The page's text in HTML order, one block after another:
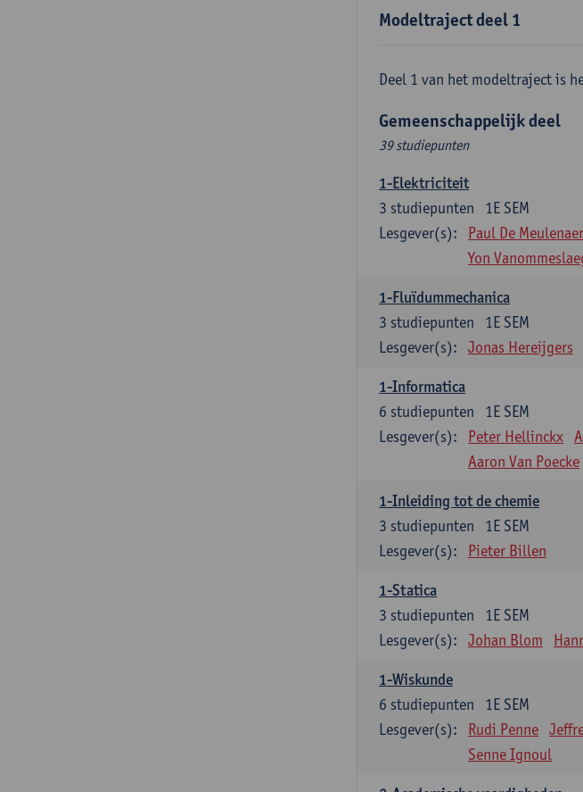
Modeltraject deel 1
Deel 1 van het modeltraject is
Gemeenschappelijk deel
39 studiepunten
1-Elektriciteit
1E SEM
3 studiepunten
Lesgever(s):
Paul De
Yon
1-Fluïdummechanica
1E SEM
3 studiepunten
Lesgever(s):
Jonas Hereijgers
1-Informatica
1E SEM
6 studiepunten
Lesgever(s):
Peter Hellinckx
Aaron Van Poecke
1-Inleiding tot de chemie
1E SEM
3 studiepunten
Lesgever(s):
Pieter Billen
1-Statica
1E SEM
3 studiepunten
Lesgever(s):
Johan Blom
1-Wiskunde
1E SEM
6 studiepunten
Lesgever(s):
Rudi Penne
Senne Ignoul